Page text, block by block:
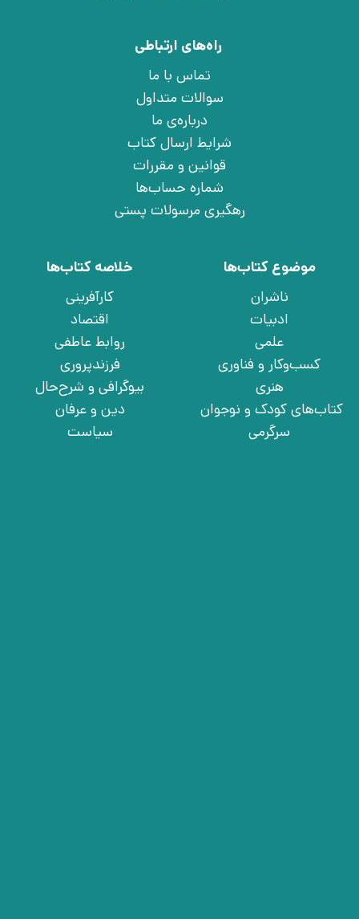
راه‌های ارتباطی
تماس با ما
سوالات متداول
درباره‌ی ما
شرایط ارسال کتاب
قوانین و مقررات
شماره حساب‌ها
رهگیری مرسولات پستی
موضوع کتاب‌ها
ناشران
ادبیات
علمی
کسب‌وکار و فناوری
هنری
کتاب‌های کودک و نوجوان
سرگرمی
خلاصه کتاب‌ها
کارآفرینی
اقتصاد
روابط عاطفی
فرزندپروری
بیوگرافی و شرح‌حال
دین و عرفان
سیاست